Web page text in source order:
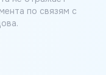
по связям с